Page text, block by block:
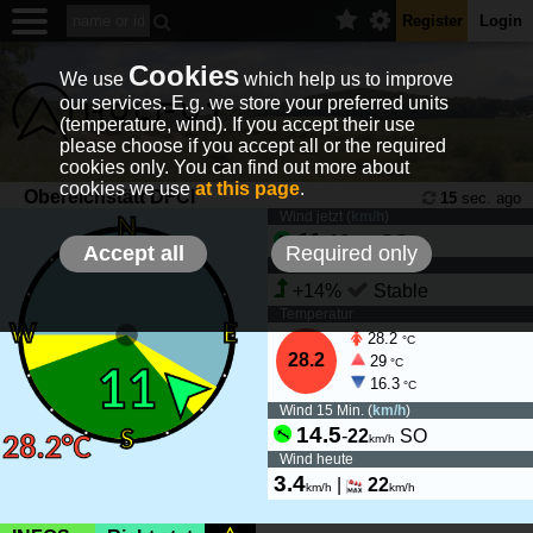
Register Login
Obereichstätt DFCI 15 sec. ago
Wind jetzt ( )
11 16 km/h SO
Wind Tendenz
+14% Stable
Temperatur
28.2
28.2 °C
29°C
16.3°C
Wind 15 Min. (km/h)
14.5-22km/h SO
Wind heute
3.4km/h 22km/h
We use Cookies which help us to improve
our services. E.g. we store your preferred units
(temperature, wind). If you accept their use
please choose if you accept all or the required
cookies only. You can find out more about
cookies we useat this page.
Accept all Required only